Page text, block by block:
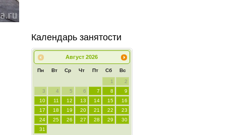
Календарь занятости
Август 2026
Пн Вт Ср Чт Пт Сб Вс
1
2
3
4 5 6 7 8
9
10
11 12 13 14 15
16
17
18 19 20 21 22
23
24
25 26 27 28 29
30
31